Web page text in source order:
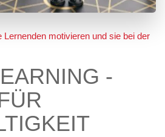
Lernenden motivieren und sie bei der
-